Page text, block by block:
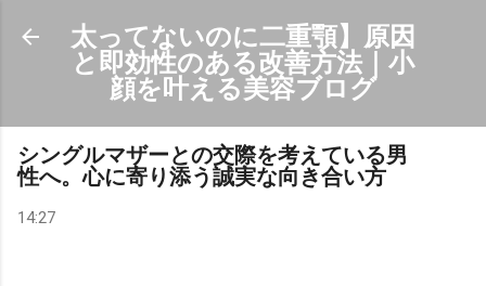
スキップしてメイン コンテンツに移動
太ってないのに二重顎】原因
と即効性のある改善方法｜小
顔を叶える美容ブログ
シングルマザーとの交際を考えている男
性へ。心に寄り添う誠実な向き合い方
14:27